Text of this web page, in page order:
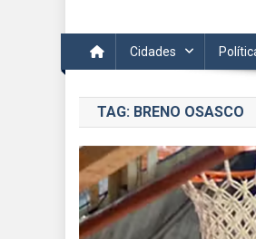
Acompanhe as últimas
Cidades
TAG: BRENO OSASCO